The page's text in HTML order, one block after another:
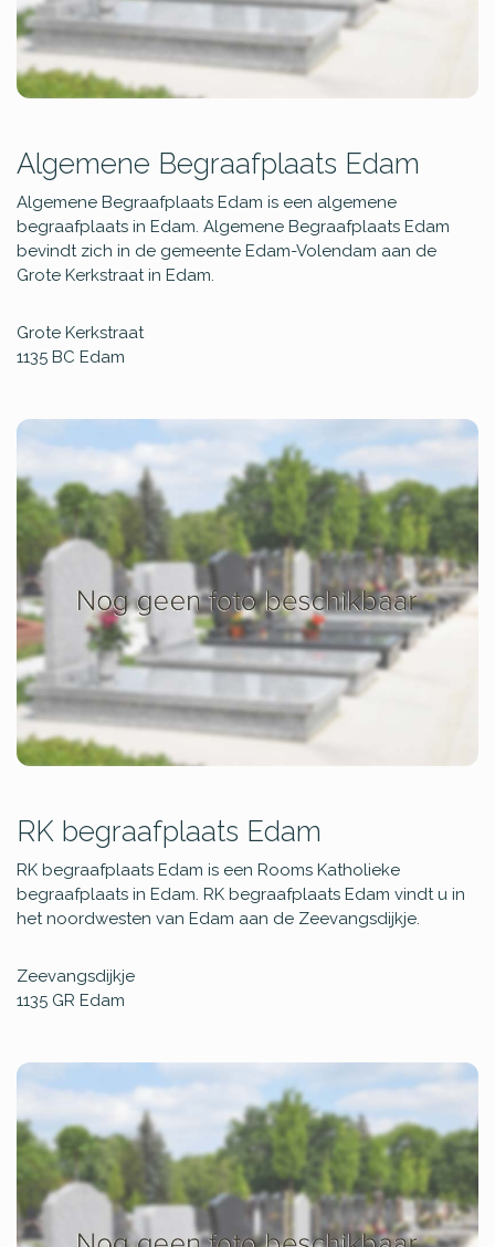
Algemene Begraafplaats Edam
Algemene Begraafplaats Edam is een algemene
begraafplaats in Edam. Algemene Begraafplaats Edam
bevindt zich in de gemeente Edam-Volendam aan de
Grote Kerkstraat in Edam.
Grote Kerkstraat
1135 BC Edam
RK begraafplaats Edam
RK begraafplaats Edam is een Rooms Katholieke
begraafplaats in Edam. RK begraafplaats Edam vindt u in
het noordwesten van Edam aan de Zeevangsdijkje.
Zeevangsdijkje
1135 GR Edam